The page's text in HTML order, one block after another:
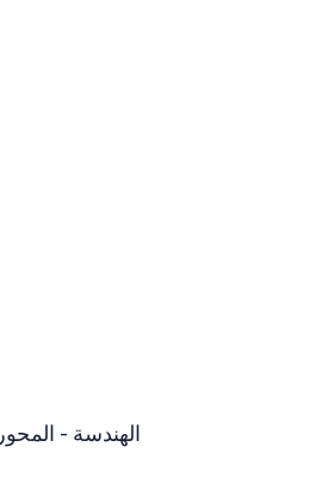
الهندسة - المحور 02 - الزوايا - الجزء 1 - الزوايا المتتامة - الزوايا المتكاملة - الزوايا المتجاورة - الزوايا المتقابلة بالرأس